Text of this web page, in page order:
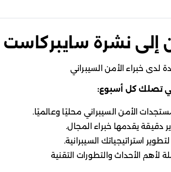
إلى نشرة سايبركاست
لدى خبراء الأمن السيبراني
تصلك كل أسبوع:
الأمن السيبراني محليًا وعالميًا.
دقيقة يقدمها خبراء المجال.
استراتيجياتك السيبرانية.
لأهم الأحداث والتطورات التقنية